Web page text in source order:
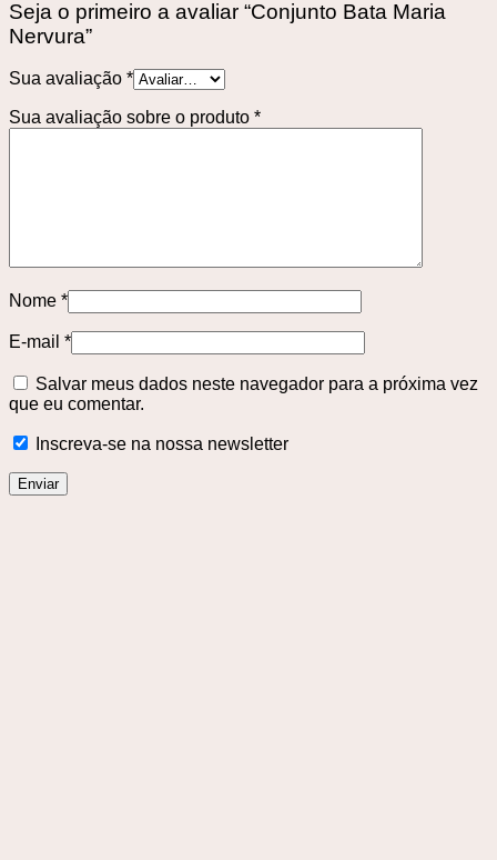
Seja o primeiro a avaliar “Conjunto Bata Maria
Nervura”
Sua avaliação *
Sua avaliação sobre o produto *
Nome *
E-mail *
Salvar meus dados neste navegador para a próxima vez
que eu comentar.
Inscreva-se na nossa newsletter